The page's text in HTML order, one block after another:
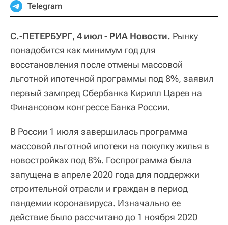
Telegram
С.-ПЕТЕРБУРГ, 4 июл - РИА Новости. Рынку
понадобится как минимум год для
восстановления после отмены массовой
льготной ипотечной программы под 8%, заявил
первый зампред Сбербанка Кирилл Царев на
Финансовом конгрессе Банка России.
В России 1 июля завершилась программа
массовой льготной ипотеки на покупку жилья в
новостройках под 8%. Госпрограмма была
запущена в апреле 2020 года для поддержки
строительной отрасли и граждан в период
пандемии коронавируса. Изначально ее
действие было рассчитано до 1 ноября 2020